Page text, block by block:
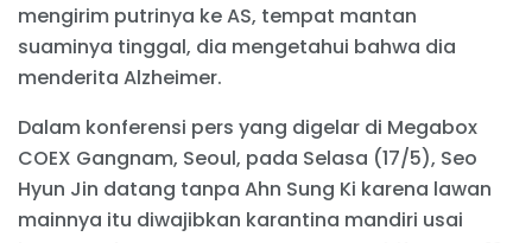
mengirim putrinya ke AS, tempat mantan
suaminya tinggal, dia mengetahui bahwa dia
menderita Alzheimer.
Dalam konferensi pers yang digelar di Megabox
COEX Gangnam, Seoul, pada Selasa (17/5), Seo
Hyun Jin datang tanpa Ahn Sung Ki karena lawan
mainnya itu diwajibkan karantina mandiri usai